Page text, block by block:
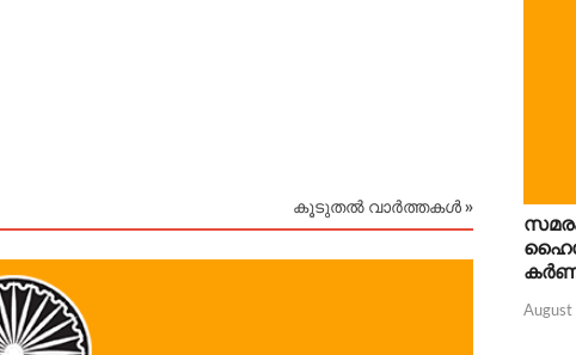
കൂടുതൽ വാർത്തകൾ »